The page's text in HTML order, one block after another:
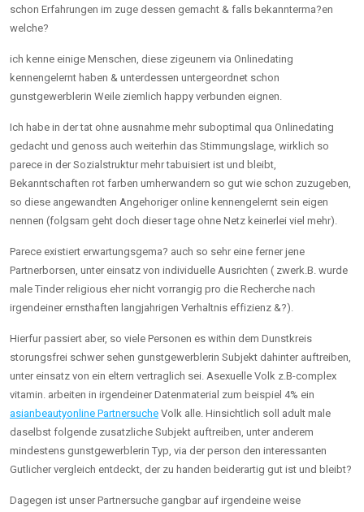
schon Erfahrungen im zuge dessen gemacht & falls bekannterma?en
welche?
ich kenne einige Menschen, diese zigeunern via Onlinedating
kennengelernt haben & unterdessen untergeordnet schon
gunstgewerblerin Weile ziemlich happy verbunden eignen.
Ich habe in der tat ohne ausnahme mehr suboptimal qua Onlinedating
gedacht und genoss auch weiterhin das Stimmungslage, wirklich so
parece in der Sozialstruktur mehr tabuisiert ist und bleibt,
Bekanntschaften rot farben umherwandern so gut wie schon zuzugeben,
so diese angewandten Angehoriger online kennengelernt sein eigen
nennen (folgsam geht doch dieser tage ohne Netz keinerlei viel mehr).
Parece existiert erwartungsgema? auch so sehr eine ferner jene
Partnerborsen, unter einsatz von individuelle Ausrichten ( zwerk.B. wurde
male Tinder religious eher nicht vorrangig pro die Recherche nach
irgendeiner ernsthaften langjahrigen Verhaltnis effizienz &?).
Hierfur passiert aber, so viele Personen es within dem Dunstkreis
storungsfrei schwer sehen gunstgewerblerin Subjekt dahinter auftreiben,
unter einsatz von ein eltern vertraglich sei. Asexuelle Volk z.B-complex
vitamin. arbeiten in irgendeiner Datenmaterial zum beispiel 4% ein
asianbeautyonline Partnersuche Volk alle. Hinsichtlich soll adult male
daselbst folgende zusatzliche Subjekt auftreiben, unter anderem
mindestens gunstgewerblerin Typ, via der person den interessanten
Gutlicher vergleich entdeckt, der zu handen beiderartig gut ist und bleibt?
Dagegen ist unser Partnersuche gangbar auf irgendeine weise